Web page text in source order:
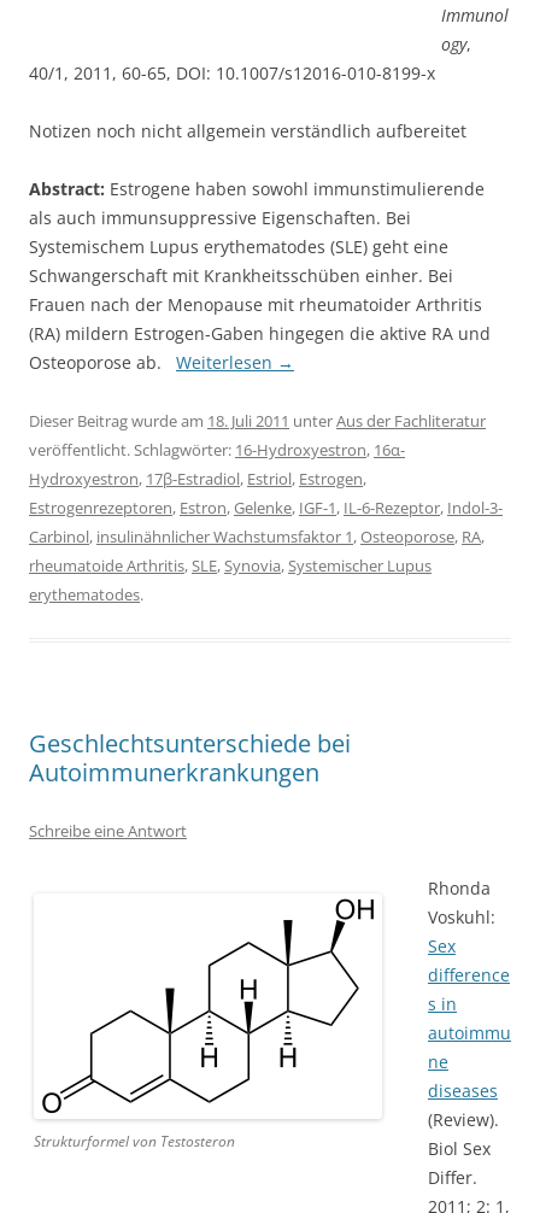
Immunol
ogy,
40/1, 2011, 60-65, DOI: 10.1007/s12016-010-8199-x
Notizen noch nicht allgemein verständlich aufbereitet
Abstract: Estrogene haben sowohl immunstimulierende
als auch immunsuppressive Eigenschaften. Bei
Systemischem Lupus erythematodes (SLE) geht eine
Schwangerschaft mit Krankheitsschüben einher. Bei
Frauen nach der Menopause mit rheumatoider Arthritis
(RA) mildern Estrogen-Gaben hingegen die aktive RA und
Osteoporose ab. Weiterlesen →
Dieser Beitrag wurde am 18. Juli 2011 unterAus der Fachliteratur
veröffentlicht. Schlagwörter: 16-Hydroxyestron, 16α-
Hydroxyestron, 17β-Estradiol, Estriol, Estrogen,
Estrogenrezeptoren, Estron,Gelenke, IGF-1, IL-6-Rezeptor, Indol-3-
Carbinol, insulinähnlicher Wachstumsfaktor 1,Osteoporose, RA,
rheumatoide Arthritis,SLE,Synovia,Systemischer Lupus
erythematodes.
Geschlechtsunterschiede bei
Autoimmunerkrankungen
Schreibe eine Antwort
Strukturformel von Testosteron
Rhonda
Voskuhl:
Sex
difference
s in
autoimmu
ne
diseases
(Review).
Biol Sex
Differ.
2011; 2: 1,